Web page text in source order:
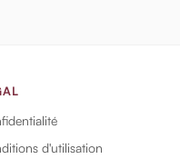
d'utilisation